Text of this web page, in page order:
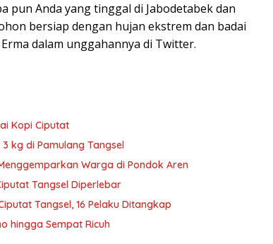
pun Anda yang tinggal di Jabodetabek dan
bersiap dengan hujan ekstrem dan badai
dalam unggahannya di Twitter.
Kopi Ciputat
kg di Pamulang Tangsel
Warga di Pondok Aren
Tangsel Diperlebar
Tangsel, 16 Pelaku Ditangkap
hingga Sempat Ricuh